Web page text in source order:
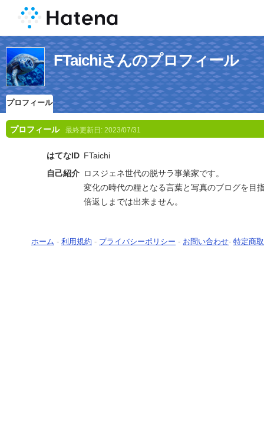
FTaichiさんのプロフィール
プロフィール
プロフィール 最終更新日: 2023/07/31
はてなID FTaichi
自己紹介 ロスジェネ世代の脱サラ事業家です。
変化の時代の糧となる言葉と写真のブログを目
倍返しまでは出来ません。
ホーム - 利用規約 - プライバシーポリシー - お問い合わせ- 特定商